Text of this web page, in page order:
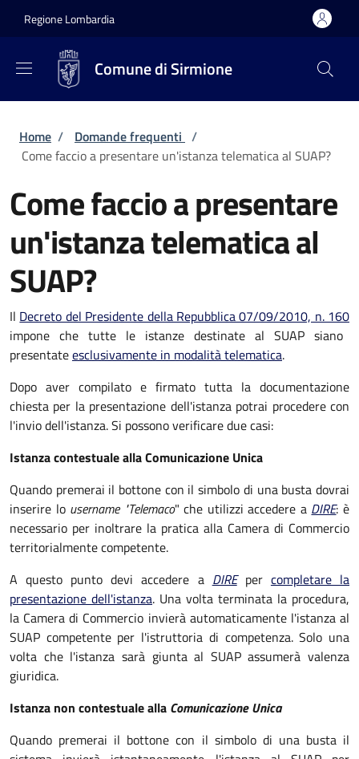
Regione Lombardia
Comune di Sirmione
Briciole di pane
Home / Domande frequenti /
Come faccio a presentare un'istanza telematica al SUAP?
Come faccio a presentare
un'istanza telematica al
SUAP?
Il Decreto del Presidente della Repubblica 07/09/2010, n. 160
impone che tutte le istanze destinate al SUAP siano
presentateesclusivamente in modalità telematica.
Dopo aver compilato e firmato tutta la documentazione
chiesta per la presentazione dell'istanza potrai procedere con
l'invio dell'istanza. Si possono verificare due casi:
Istanza contestuale alla Comunicazione Unica
Quando premerai il bottone con il simbolo di una busta dovrai
inserire lo username "Telemaco" che utilizzi accedere a DIRE: è
necessario per inoltrare la pratica alla Camera di Commercio
territorialmente competente.
A questo punto devi accedere a DIREper completare la
presentazione dell'istanza. Una volta terminata la procedura,
la Camera di Commercio invierà automaticamente l'istanza al
SUAP competente per l'istruttoria di competenza. Solo una
volta che l'istanza sarà giunta al SUAP assumerà valenza
giuridica.
Istanza non contestuale alla Comunicazione Unica
Quando premerai il bottone con il simbolo di una busta il